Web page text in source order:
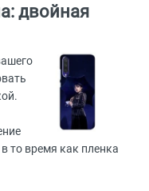
двойная
то время как пленка